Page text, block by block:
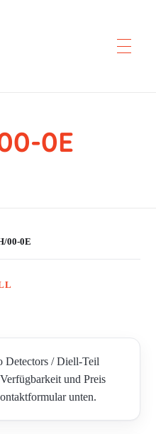
0E
00-0E
Detectors / Diell-Teil
und Preis
unten.